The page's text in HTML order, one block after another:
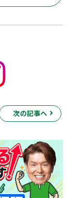
次の記事へ